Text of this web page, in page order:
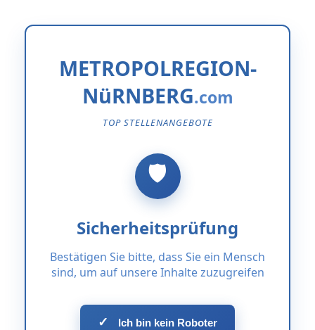
METROPOLREGION-
NüRNBERG
TOP STELLENANGEBOTE
Sicherheitsprüfung
Bestätigen Sie bitte, dass Sie ein Mensch
sind, um auf unsere Inhalte zuzugreifen
✓ Ich bin kein Roboter